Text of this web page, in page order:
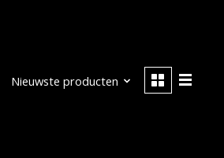
Nieuwste producten